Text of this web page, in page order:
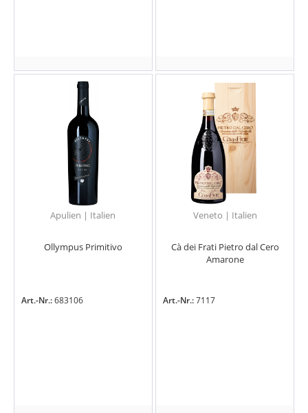
Apulien | Italien
Ollympus Primitivo
Art.-Nr.:683106
Veneto | Italien
Cà dei Frati Pietro dal Cero
Amarone
Art.-Nr.:7117